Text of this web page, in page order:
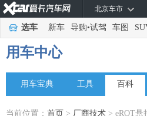
北京车市
选车 新车 导购•试驾 车图
用车中心
用车宝典 工具 百科
当前位置： 首页 > 厂商技术 > eROT悬